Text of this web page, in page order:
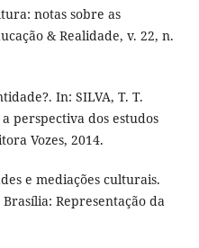
notas sobre as
& Realidade, v. 22, n.
In: SILVA, T. T.
perspectiva dos estudos
Vozes, 2014.
e mediações culturais.
Representação da